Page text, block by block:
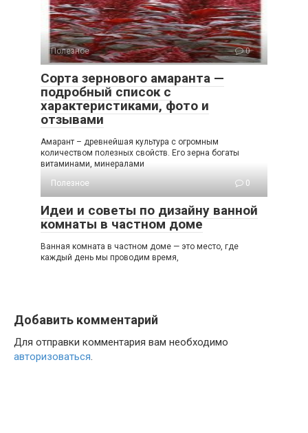
Полезное 0
Сорта зернового амаранта —
подробный список с
характеристиками, фото и
отзывами
Амарант – древнейшая культура с огромным
количеством полезных свойств. Его зерна богаты
витаминами, минералами
Полезное
0
Идеи и советы по дизайну ванной
комнаты в частном доме
Ванная комната в частном доме — это место, где
каждый день мы проводим время,
Добавить комментарий
Для отправки комментария вам необходимо
авторизоваться.